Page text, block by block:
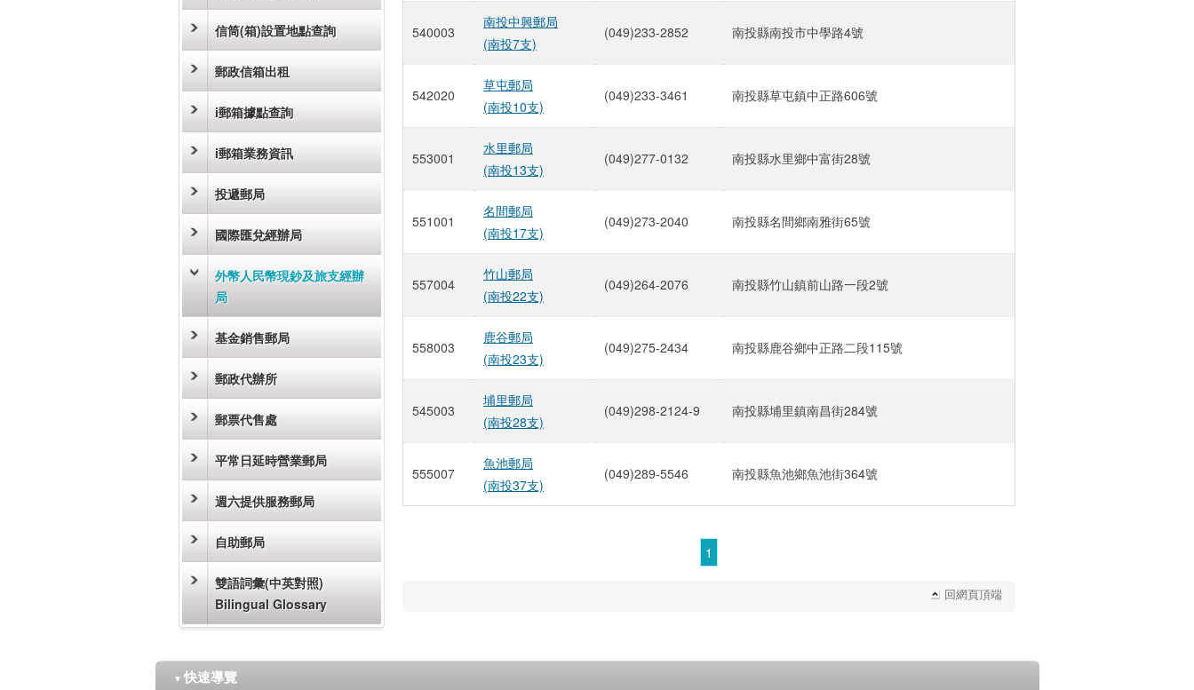
信筒(箱)設置地點查詢
郵政信箱出租
i郵箱據點查詢
i郵箱業務資訊
投遞郵局
國際匯兌經辦局
外幣人民幣現鈔及旅支經辦
局
基金銷售郵局
郵政代辦所
郵票代售處
平常日延時營業郵局
週六提供服務郵局
自助郵局
雙語詞彙(中英對照)
Bilingual Glossary
540003
南投中興郵局
(南投7支)
(049)233-2852 南投縣南投市中學路4號‎
542020
草屯郵局
(南投10支)
(049)233-3461 南投縣草屯鎮中正路606號‎
553001
水里郵局
(南投13支)
(049)277-0132 南投縣水里鄉中富街28號‎
551001
名間郵局
(南投17支)
(049)273-2040 南投縣名間鄉南雅街65號‎
557004
竹山郵局
(南投22支)
(049)264-2076 南投縣竹山鎮前山路一段2號‎
558003
鹿谷郵局
(南投23支)
(049)275-2434 南投縣鹿谷鄉中正路二段115號‎
545003
埔里郵局
(南投28支)
(049)298-2124-9 南投縣埔里鎮南昌街284號‎
555007
魚池郵局
(南投37支)
(049)289-5546 南投縣魚池鄉魚池街364號‎
1
回網頁頂端
▼ 快速導覽